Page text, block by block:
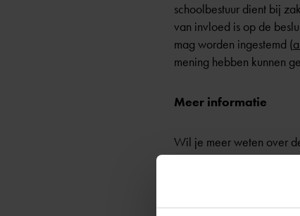
schoolbestuur dient bij
van invloed is op de
mag worden ingestemd (
mening hebben kunnen
Meer informatie
Wil je meer weten over